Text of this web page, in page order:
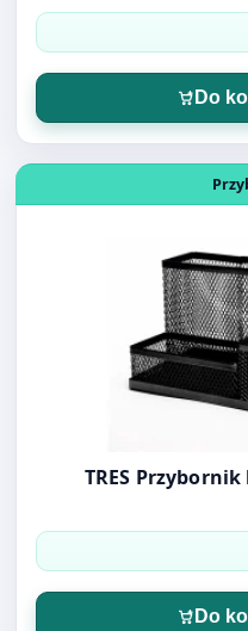
Do
Otwórz produkt: TRES
TRES
Do